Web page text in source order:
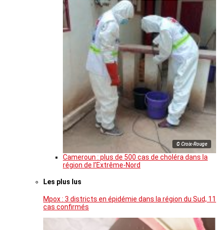
© Croix-Rouge
Cameroun : plus de 500 cas de choléra dans la
région de l’Extrême-Nord
Les plus lus
Mpox : 3 districts en épidémie dans la région du Sud, 11
cas confirmés